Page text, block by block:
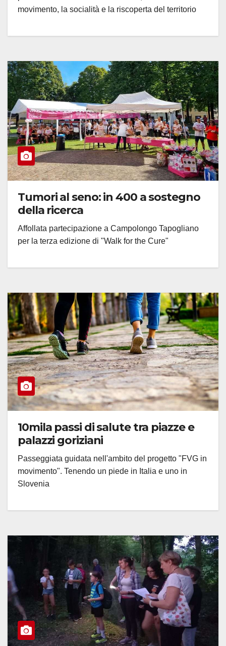
movimento, la socialità e la riscoperta del territorio
Tumori al seno: in 400 a sostegno
della ricerca
Affollata partecipazione a Campolongo Tapogliano
per la terza edizione di "Walk for the Cure"
10mila passi di salute tra piazze e
palazzi goriziani
Passeggiata guidata nell'ambito del progetto "FVG in
movimento". Tenendo un piede in Italia e uno in
Slovenia